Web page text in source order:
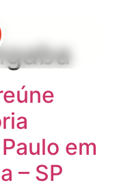
em
– SP